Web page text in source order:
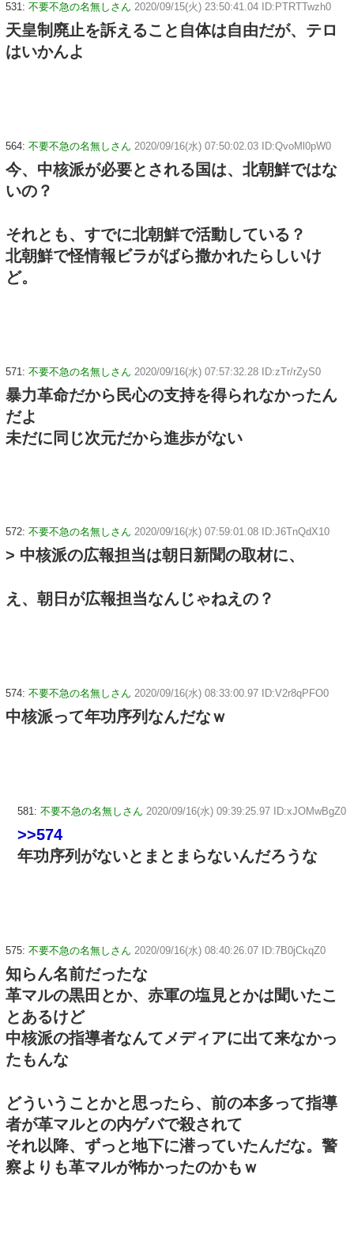
531: 不要不急の名無しさん 2020/09/15(火) 23:50:41.04 ID:PTRTTwzh0
天皇制廃止を訴えること自体は自由だが、テロ
はいかんよ
564: 不要不急の名無しさん 2020/09/16(水) 07:50:02.03 ID:QvoMl0pW0
今、中核派が必要とされる国は、北朝鮮ではな
いの？
それとも、すでに北朝鮮で活動している？
北朝鮮で怪情報ビラがばら撒かれたらしいけ
ど。
571: 不要不急の名無しさん 2020/09/16(水) 07:57:32.28 ID:zTr/rZyS0
暴力革命だから民心の支持を得られなかったん
だよ
未だに同じ次元だから進歩がない
572: 不要不急の名無しさん 2020/09/16(水) 07:59:01.08 ID:J6TnQdX10
> 中核派の広報担当は朝日新聞の取材に、
え、朝日が広報担当なんじゃねえの？
574: 不要不急の名無しさん 2020/09/16(水) 08:33:00.97 ID:V2r8qPFO0
中核派って年功序列なんだなｗ
581: 不要不急の名無しさん 2020/09/16(水) 09:39:25.97 ID:xJOMwBgZ0
>>574
年功序列がないとまとまらないんだろうな
575: 不要不急の名無しさん 2020/09/16(水) 08:40:26.07 ID:7B0jCkqZ0
知らん名前だったな
革マルの黒田とか、赤軍の塩見とかは聞いたこ
とあるけど
中核派の指導者なんてメディアに出て来なかっ
たもんな
どういうことかと思ったら、前の本多って指導
者が革マルとの内ゲバで殺されて
それ以降、ずっと地下に潜っていたんだな。警
察よりも革マルが怖かったのかもｗ